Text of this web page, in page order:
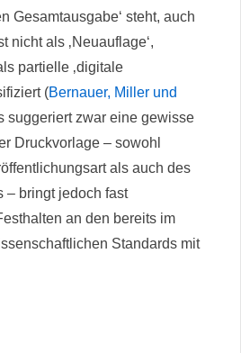
Gesamtausgabe‘ steht, auch
nicht als ‚Neuauflage‘,
partielle ‚digitale
(Bernauer, Miller und
suggeriert zwar eine gewisse
Druckvorlage – sowohl
als auch des
– bringt jedoch fast
an den bereits im
Standards mit